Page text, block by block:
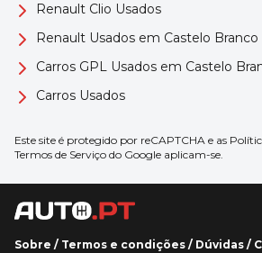
Renault Clio Usados
Renault Usados em Castelo Branco
Carros GPL Usados em Castelo
Carros Usados
Este site é protegido por reCAPTCHA e as
Termos de Serviço do Google aplicam-se.
Sobre / Termos e condições / Dúvidas /